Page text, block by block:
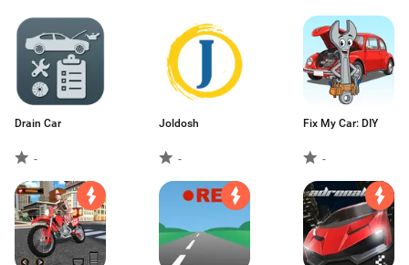
Drain Car
-
Joldosh
-
Fix My Car: DIY
-